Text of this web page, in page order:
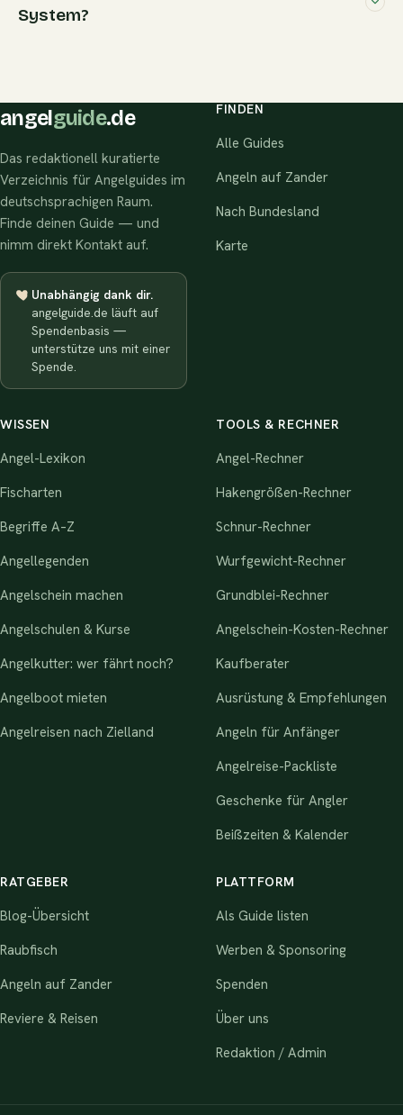
System?
angel guide.de
Das redaktionell kuratierte
Verzeichnis für Angelguides im
deutschsprachigen Raum.
Finde deinen Guide — und
nimm direkt Kontakt auf.
Unabhängig dank dir.
angelguide.de läuft auf
Spendenbasis —
unterstütze uns mit einer
Spende.
FINDEN
Alle Guides
Angeln auf Zander
Nach Bundesland
Karte
WISSEN
Angel-Lexikon
Fischarten
Begriffe A–Z
Angellegenden
Angelschein machen
Angelschulen & Kurse
Angelkutter: wer fährt noch?
Angelboot mieten
Angelreisen nach Zielland
TOOLS & RECHNER
Angel-Rechner
Hakengrößen-Rechner
Schnur-Rechner
Wurfgewicht-Rechner
Grundblei-Rechner
Angelschein-Kosten-Rechner
Kaufberater
Ausrüstung & Empfehlungen
Angeln für Anfänger
Angelreise-Packliste
Geschenke für Angler
Beißzeiten & Kalender
RATGEBER
Blog-Übersicht
Raubfisch
Angeln auf Zander
Reviere & Reisen
PLATTFORM
Als Guide listen
Werben & Sponsoring
Spenden
Über uns
Redaktion / Admin